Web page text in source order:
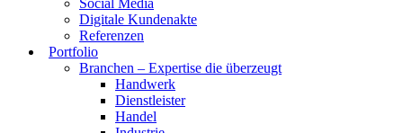
Social Media
Digitale Kundenakte
Referenzen
Portfolio
Branchen – Expertise die überzeugt
Handwerk
Dienstleister
Handel